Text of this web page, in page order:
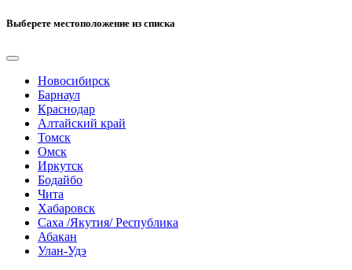
Выберете местоположение из списка
Новосибирск
Барнаул
Краснодар
Алтайский край
Томск
Омск
Иркутск
Бодайбо
Чита
Хабаровск
Саха /Якутия/ Республика
Абакан
Улан-Удэ